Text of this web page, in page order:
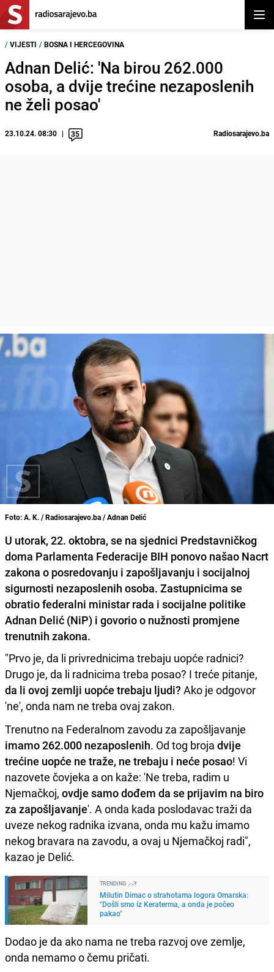
/ VIJESTI / BOSNA I HERCEGOVINA
Adnan Delić: 'Na birou 262.000
osoba, a dvije trećine nezaposlenih
ne želi posao'
23.10.24. 08:30 35 Radiosarajevo.ba
Foto: A. K. / Radiosarajevo.ba / Adnan Delić
U utorak, 22. oktobra, se na sjednici Predstavničkog
doma Parlamenta Federacije BIH ponovo našao Nacrt
zakona o posredovanju i zapošljavanju i socijalnoj
sigurnosti nezaposlenih osoba. Zastupnicima se
obratio federalni ministar rada i socijalne politike
Adnan Delić (NiP) i govorio o nužnosti promjene
trenutnih zakona.
"Prvo je, da li privrednicima trebaju uopće radnici?
Drugo je, da li radnicima treba posao? I treće pitanje,
da li ovoj zemlji uopće trebaju ljudi? Ako je odgovor
'ne', onda nam ne treba ovaj zakon.
Trenutno na Federalnom zavodu za zapošljavanje
imamo 262.000 nezaposlenih. Od tog broja dvije
trećine uopće ne traže, ne trebaju i neće posao! Vi
nazovete čovjeka a on kaže: 'Ne treba, radim u
Njemačkoj, ovdje samo dođem da se prijavim na biro
za zapošljavanje'. A onda kada poslodavac traži da
uveze nekog radnika izvana, onda mu kažu imamo
nekog bravara na zavodu, a ovaj u Njemačkoj radi",
kazao je Delić.
TRENDING
Milutin Dimac o strahotama logora Omarska:
"Došli smo iz Keraterma, a onda je počeo
pakao"
Dodao je da ako nama ne treba razvoj ove zemlje,
onda nemamo o čemu pričati.